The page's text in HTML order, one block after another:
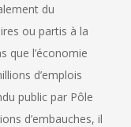
du
ou partis à la
que l’économie
d’emplois
public par Pôle
d’embauches, il